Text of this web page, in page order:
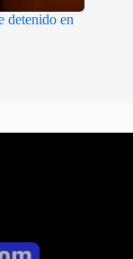
detenido en